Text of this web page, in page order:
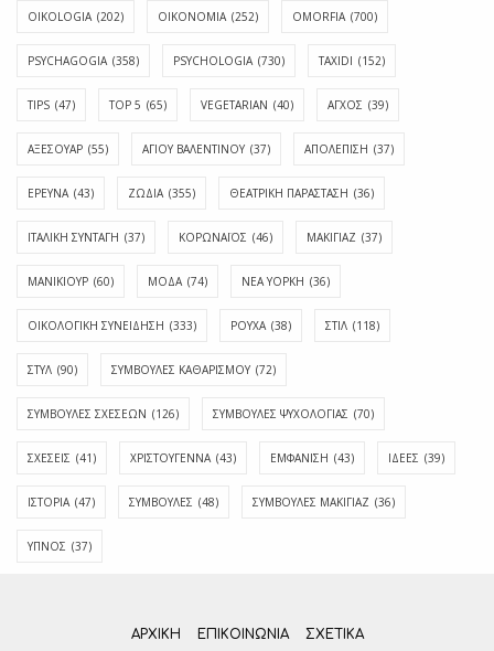
OIKOLOGIA (202) OIKONOMIA (252) OMORFIA (700)
PSYCHAGOGIA (358) PSYCHOLOGIA (730) TAXIDI (152)
TIPS (47) TOP 5 (65) VEGETARIAN (40) ΑΓΧΟΣ (39)
ΑΞΕΣΟΥΑΡ (55) ΑΓΊΟΥ ΒΑΛΕΝΤΊΝΟΥ (37) ΑΠΟΛΈΠΙΣΗ (37)
ΕΡΕΥΝΑ (43) ΖΩΔΙΑ (355) ΘΕΑΤΡΙΚΗ ΠΑΡΑΣΤΑΣΗ (36)
ΙΤΑΛΙΚΗ ΣΥΝΤΑΓΗ (37) ΚΟΡΩΝΑΪΟΣ (46) ΜΑΚΙΓΙΑΖ (37)
ΜΑΝΙΚΙΟΥΡ (60) ΜΟΔΑ (74) ΝΕΑ ΥΟΡΚΗ (36)
ΟΙΚΟΛΟΓΙΚΗ ΣΥΝΕΙΔΗΣΗ (333) ΡΟΥΧΑ (38) ΣΤΙΛ (118)
ΣΤΥΛ (90) ΣΥΜΒΟΥΛΕΣ ΚΑΘΑΡΙΣΜΟΥ (72)
ΣΥΜΒΟΥΛΕΣ ΣΧΕΣΕΩΝ (126) ΣΥΜΒΟΥΛΕΣ ΨΥΧΟΛΟΓΙΑΣ (70)
ΣΧΕΣΕΙΣ (41) ΧΡΙΣΤΟΥΓΕΝΝΑ (43) ΕΜΦΆΝΙΣΗ (43) ΙΔΈΕΣ (39)
ΙΣΤΟΡΊΑ (47) ΣΥΜΒΟΥΛΈΣ (48) ΣΥΜΒΟΥΛΈΣ ΜΑΚΙΓΙΆΖ (36)
ΎΠΝΟΣ (37)
ΑΡΧΙΚΗ ΕΠΙΚΟΙΝΩΝΊΑ ΣΧΕΤΙΚΆ